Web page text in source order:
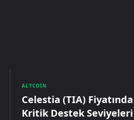
ALTCOIN
Celestia (TIA)
Kritik Destek